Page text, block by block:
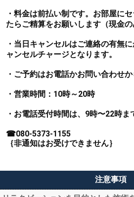
・料金は前払い制です。お部屋に
たらご精算をお願いします（現金の
・当日キャンセルはご連絡の有無
ャンセルチャージとなります。
・ご予約はお電話かお問い合わせか
・営業時間：10時～20時
・お電話受付時間は、9時〜22時ま
☎080-5373-1155
｛非通知はお受けできません｝
注意事項